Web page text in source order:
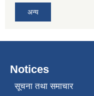
अन्य
Notices
सूचना तथा समाचार